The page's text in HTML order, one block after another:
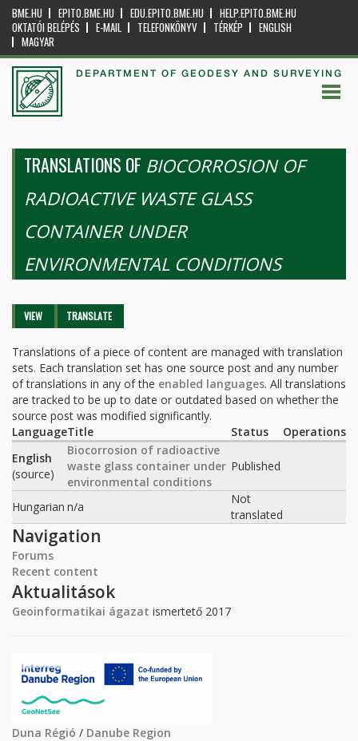
BME.HU EPITO.BME.HU EDU.EPITO.BME.HU
HELP.EPITO.BME.HU
OKTATÓI BELÉPÉS
E-MAIL TELEFONKÖNYV TÉRKÉP
ENGLISH
MAGYAR
DEPARTMENT OF GEODESY AND SURVEYING
TRANSLATIONS OF BIOCORROSION OF
RADIOACTIVE WASTE GLASS
CONTAINER UNDER
ENVIRONMENTAL CONDITIONS
Primary tabs
VIEW TRANSLATE
Translations of a piece of content are managed with translation
sets. Each translation set has one source post and any number
of translations in any of the enabled languages. All translations
are tracked to be up to date or outdated based on whether the
source post was modified significantly.
LanguageTitle Status
Operations
English
(source)
Biocorrosion of radioactive
waste glass container under
environmental conditions
Published
Hungarian n/a
Not
translated
Navigation
Forums
Recent content
Aktualitások
Geoinformatikai ágazat ismertető 2017
Duna Régió / Danube Region